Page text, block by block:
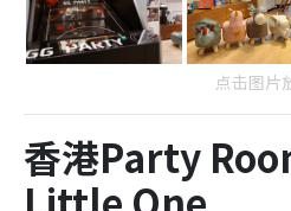
点击图片
香港Party